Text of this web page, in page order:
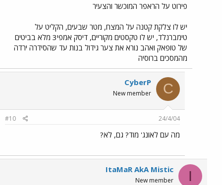
פירוט על הראפר המוכשר והצעיר
יש לו צלקת קטנה על המצח, מטר שבעים, הקליט על
טימברנלד, יש לו טקסטים מקוריים, דיסק אמפי3 מלא בביטים
של טופאק ואהב נורא את צער גידול בנות עד שהסידרה ירדה
מהמסכים ברוסיה
C
CyberP
New member
24/4/04
#10
מה עם לאונג' מוד? גם, לא?
I
ItaMaR AkA Mistic
New member